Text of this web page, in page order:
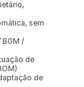
sem
/
de
de